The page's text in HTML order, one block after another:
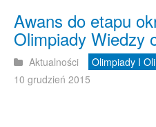
Awans do etapu
Olimpiady Wiedzy
Aktualności
Olimpiady I
10 grudzień 2015